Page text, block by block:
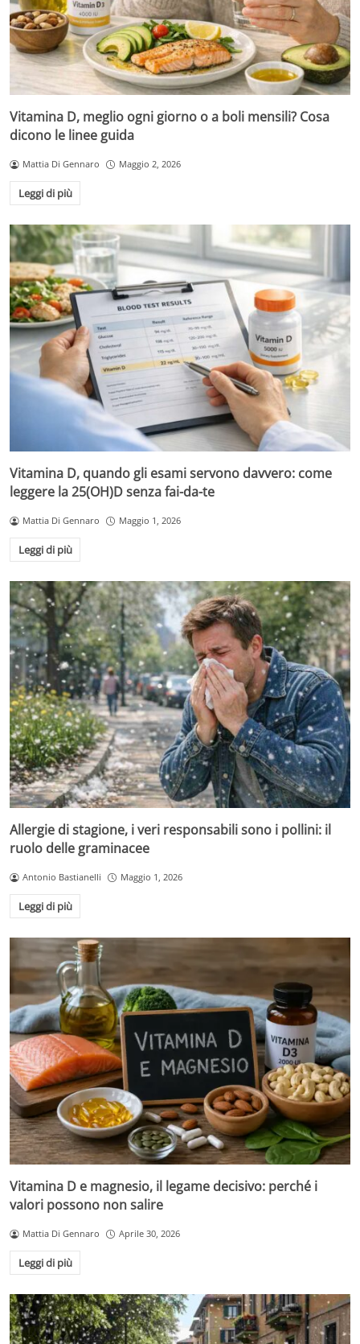
Vitamina D, meglio ogni giorno o a boli mensili? Cosa
dicono le linee guida
Mattia Di Gennaro Maggio 2, 2026
Leggi di più
Vitamina D, quando gli esami servono davvero: come
leggere la 25(OH)D senza fai-da-te
Mattia Di Gennaro Maggio 1, 2026
Leggi di più
Allergie di stagione, i veri responsabili sono i pollini: il
ruolo delle graminacee
Antonio Bastianelli Maggio 1, 2026
Leggi di più
Vitamina D e magnesio, il legame decisivo: perché i
valori possono non salire
Mattia Di Gennaro Aprile 30, 2026
Leggi di più